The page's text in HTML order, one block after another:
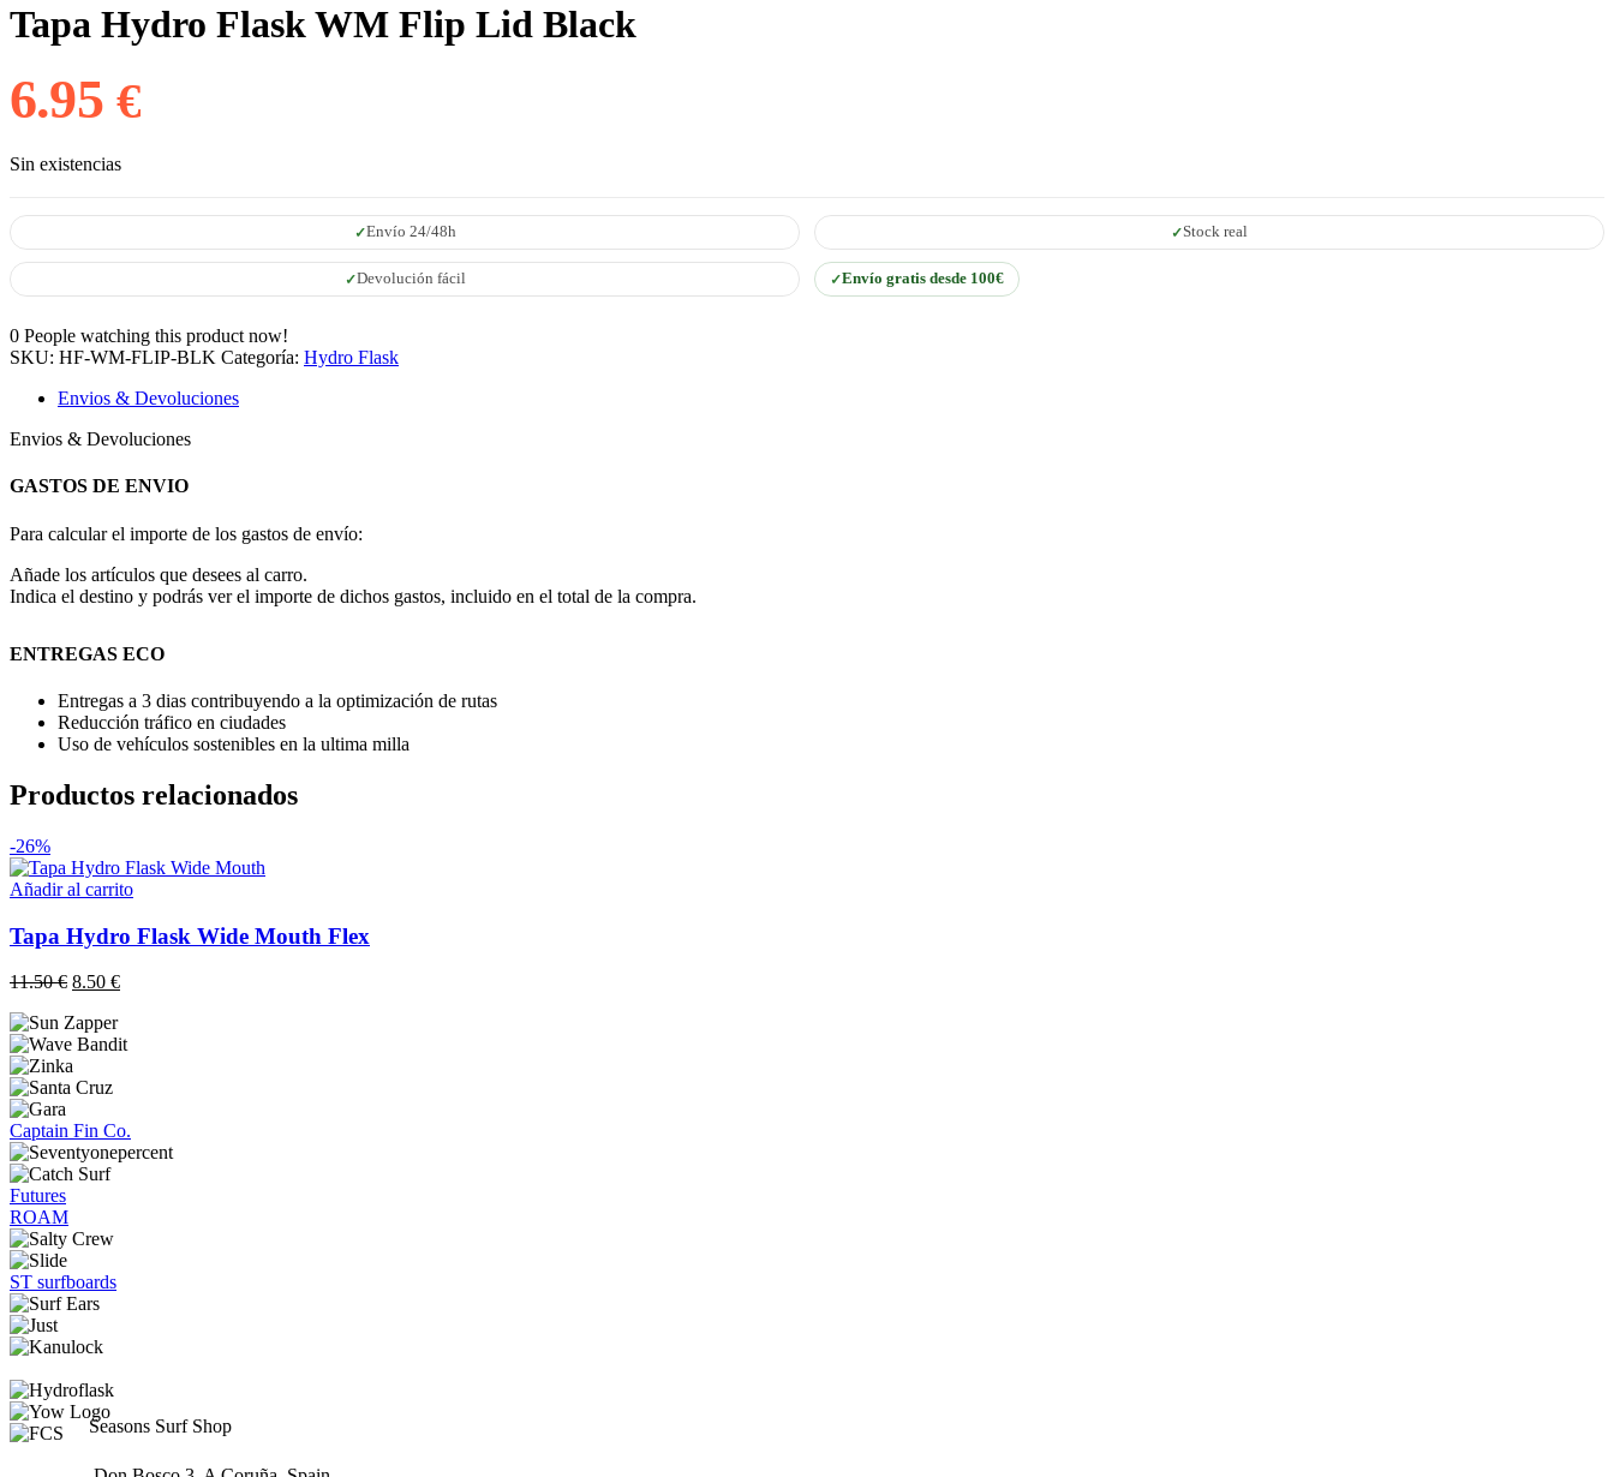
Tapa Hydro Flask WM Flip Lid Black
6.95 €
Sin existencias
Envío 24/48h Stock real
Devolución fácil Envío gratis desde 100€
0 People watching this product now!
SKU: HF-WM-FLIP-BLK Categoría: Hydro Flask
Envios & Devoluciones
Envios & Devoluciones
GASTOS DE ENVIO
Para calcular el importe de los gastos de envío:
Añade los artículos que desees al carro.
Indica el destino y podrás ver el importe de dichos gastos, incluido en el total de la compra.
ENTREGAS ECO
Entregas a 3 dias contribuyendo a la optimización de rutas
Reducción tráfico en ciudades
Uso de vehículos sostenibles en la ultima milla
Productos relacionados
-26%
Añadir al carrito
Tapa Hydro Flask Wide Mouth Flex
11.50€ El
original
era:
11.50 €.
8.50 €El
es:
Captain Fin Co.
Futures
ROAM
ST surfboards
Seasons Surf Shop